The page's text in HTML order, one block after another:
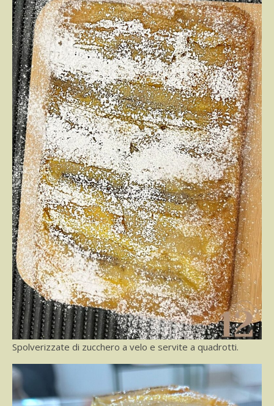
Spolverizzate di zucchero a velo e servite a quadrotti.